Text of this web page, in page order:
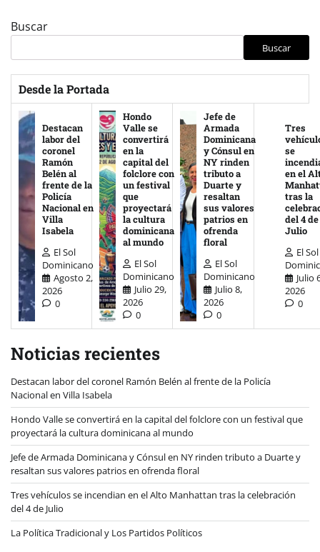
Buscar
Buscar
Desde la Portada
Destacan
labor del
coronel
Ramón
Belén al
frente de la
Policía
Nacional en
Villa
Isabela
El Sol
Dominicano
Agosto 2,
2026
0
Hondo
Valle se
convertirá
en la
capital del
folclore con
un festival
que
proyectará
la cultura
dominicana
al mundo
El Sol
Dominicano
Julio 29,
2026
0
Jefe de
Armada
Dominicana
y Cónsul en
NY rinden
tributo a
Duarte y
resaltan
sus valores
patrios en
ofrenda
floral
El Sol
Dominicano
Julio 8,
2026
0
Tres
se
en el
tras la
del 4 de
Julio
El Sol
Julio
2026
0
Noticias recientes
Destacan labor del coronel Ramón Belén al frente de la Policía
Nacional en Villa Isabela
Hondo Valle se convertirá en la capital del folclore con un festival que
proyectará la cultura dominicana al mundo
Jefe de Armada Dominicana y Cónsul en NY rinden tributo a Duarte y
resaltan sus valores patrios en ofrenda floral
Tres vehículos se incendian en el Alto Manhattan tras la celebración
del 4 de Julio
La Política Tradicional y Los Partidos Políticos